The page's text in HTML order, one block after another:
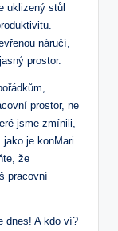
uklizený stůl
náručí,
prostor.
prostor, ne
jsme zmínili,
je‌ konMari
že⁣
pracovní
dnes! A kdo ví?